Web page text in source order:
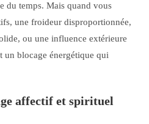
du temps. Mais quand vous
une froideur disproportionnée,
ou une influence extérieure
un blocage énergétique qui
affectif et spirituel